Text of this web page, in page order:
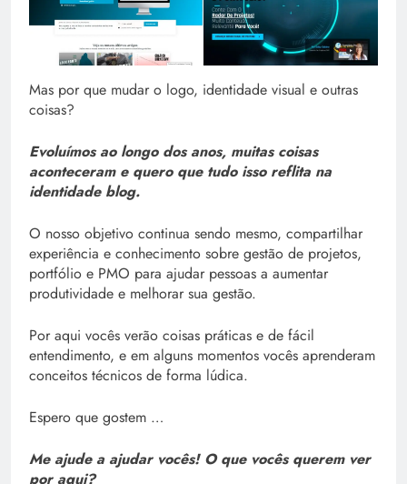
Mas por que mudar o logo, identidade visual e outras
coisas?
Evoluímos ao longo dos anos, muitas coisas
aconteceram e quero que tudo isso reflita na
identidade blog.
O nosso objetivo continua sendo mesmo, compartilhar
experiência e conhecimento sobre gestão de projetos,
portfólio e PMO para ajudar pessoas a aumentar
produtividade e melhorar sua gestão.
Por aqui vocês verão coisas práticas e de fácil
entendimento, e em alguns momentos vocês aprenderam
conceitos técnicos de forma lúdica.
Espero que gostem …
Me ajude a ajudar vocês! O que vocês querem ver
por aqui?